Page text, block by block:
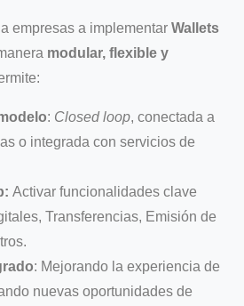
empresas a implementar Wallets
modular, flexible y
: Closed loop, conectada a
o integrada con servicios de
Activar funcionalidades clave
Transferencias, Emisión de
: Mejorando la experiencia de
nuevas oportunidades de